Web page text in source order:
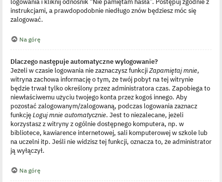
instrukcjami, a prawdopodobnie niedługo znów będziesz móc się
zalogować.
Na górę
Dlaczego następuje automatyczne wylogowanie?
Jeżeli w czasie logowania nie zaznaczysz funkcjiZapamiętaj mnie,
witryna zachowa informację o tym, że twój pobyt na tej witrynie
będzie trwał tylko określony przez administratora czas. Zapobiega to
niewłaściwemu użyciu twojego konta przez kogoś innego. Aby
pozostać zalogowanym/zalogowaną, podczas logowania zaznacz
funkcjęLoguj mnie automatycznie. Jest to niezalecane, jeżeli
korzystasz z witryny z ogólnie dostępnego komputera, np. w
bibliotece, kawiarence internetowej, sali komputerowej w szkole lub
na uczelni itp. Jeśli nie widzisz tej funkcji, oznacza to, że administrator
ją wyłączył.
Na górę